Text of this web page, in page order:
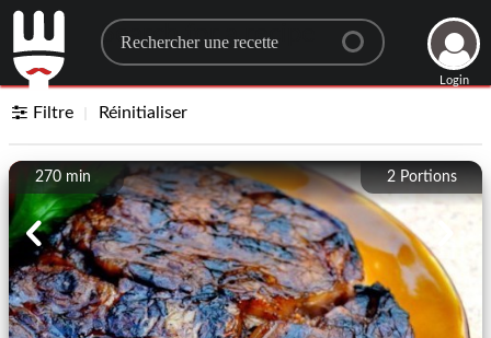
Search for a recipe
Login
Filtre Réinitialiser
2 Portions
270 min